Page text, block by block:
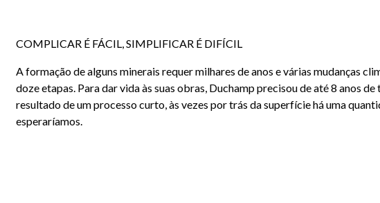
COMPLICAR É FÁCIL, SIMPLIFICAR É DIFÍCIL
A formação de alguns minerais requer milhares de anos e várias mudanças
doze etapas. Para dar vida às suas obras, Duchamp precisou de até 8 anos
resultado de um processo curto, às vezes por trás da superfície há uma
esperaríamos.